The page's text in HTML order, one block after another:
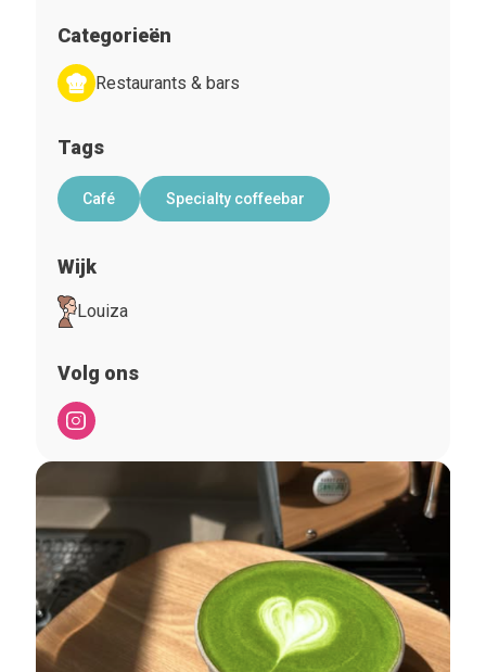
Categorieën
Restaurants & bars
Tags
Café Specialty coffeebar
Wijk
Louiza
Volg ons